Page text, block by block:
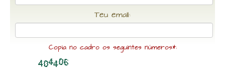
Teu email:
Copia no cadro os seguintes números*: